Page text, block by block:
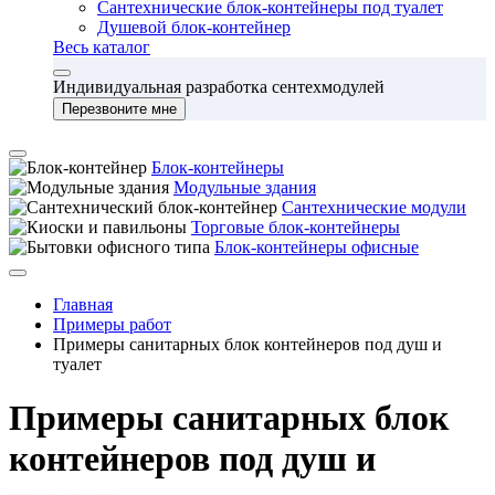
Сантехнические блок-контейнеры под туалет
Душевой блок-контейнер
Весь каталог
Индивидуальная разработка сентехмодулей
Перезвоните мне
Блок-контейнеры
Модульные здания
Сантехнические модули
Торговые блок-контейнеры
Блок-контейнеры офисные
Главная
Примеры работ
Примеры санитарных блок контейнеров под душ и
туалет
Примеры санитарных блок
контейнеров под душ и